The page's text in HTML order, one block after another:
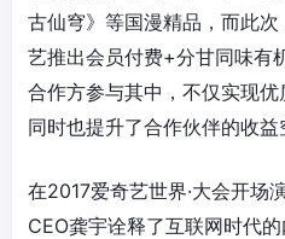
古仙穹》等国漫精品，而此
艺推出会员付费+分甘同味有
合作方参与其中，不仅实现优
同时也提升了合作伙伴的收益
在2017爱奇艺世界·大会开场
CEO龚宇诠释了互联网时代